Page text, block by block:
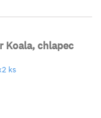
Koala, chlapec
ks